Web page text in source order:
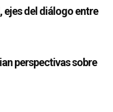
del diálogo entre
perspectivas sobre